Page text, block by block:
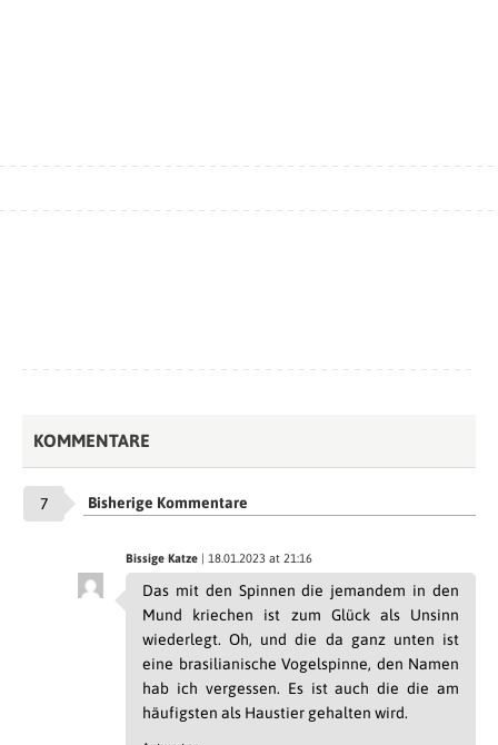
KOMMENTARE
7 Bisherige Kommentare
Bissige Katze | 18.01.2023 at 21:16
Das mit den Spinnen die jemandem in den
Mund kriechen ist zum Glück als Unsinn
wiederlegt. Oh, und die da ganz unten ist
eine brasilianische Vogelspinne, den Namen
hab ich vergessen. Es ist auch die die am
häufigsten als Haustier gehalten wird.